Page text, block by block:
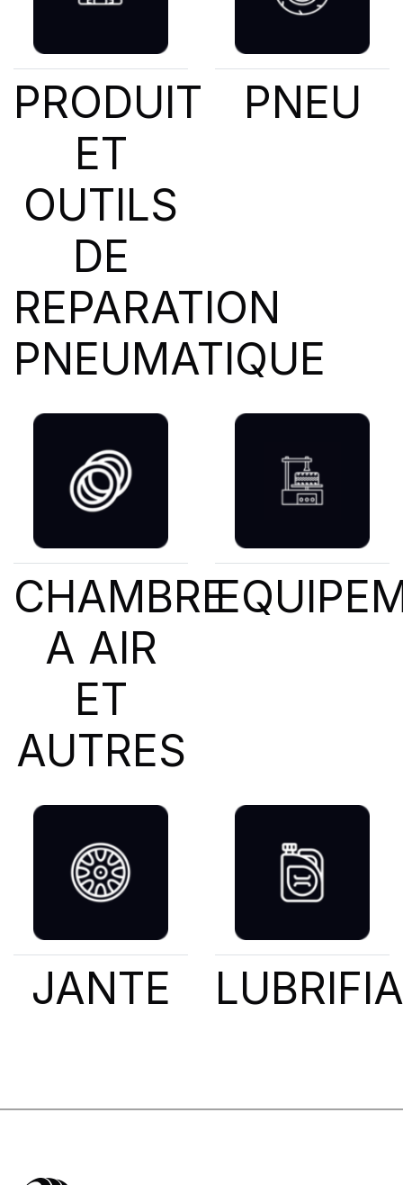
MICHELIN (345)
Mondolfo ferro (31)
PROMETEON
(18)
(23)
STICA
PRODUIT
ET
OUTILS
DE
REPARATION
PNEUMATIQUE
PNEU
CHAMBRE
A AIR
ET
AUTRES
JANTE